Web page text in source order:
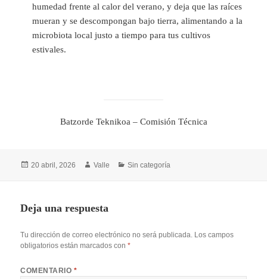
humedad frente al calor del verano, y deja que las raíces
mueran y se descompongan bajo tierra, alimentando a la
microbiota local justo a tiempo para tus cultivos
estivales.
Batzorde Teknikoa – Comisión Técnica
Publicado
20 abril, 2026 Autor
Valle Categorías
Sin categoría
Deja una respuesta
Tu dirección de correo electrónico no será publicada. Los campos
obligatorios están marcados con*
COMENTARIO *